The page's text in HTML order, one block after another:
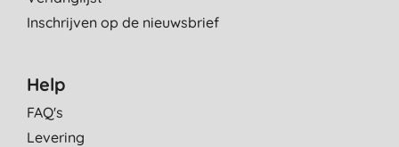
Inschrijven op de nieuwsbrief
Help
FAQ's
Levering